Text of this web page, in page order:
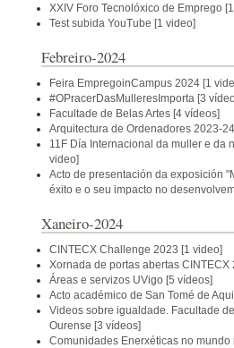
XXIV Foro Tecnolóxico de Emprego
Test subida YouTube [1 video]
Febreiro-2024
Feira EmpregoinCampus 2024 [1
#OPracerDasMulleresImporta [3
Facultade de Belas Artes [4 vídeos]
Arquitectura de Ordenadores 2023-24
11F Día Internacional da muller e da
video]
Acto de presentación da exposición
éxito e o seu impacto no
Xaneiro-2024
CINTECX Challenge 2023 [1 video]
Xornada de portas abertas CINTECX
Áreas e servizos UVigo [5 vídeos]
Acto académico de San Tomé de
Videos sobre igualdade. Facultade
Ourense [3 vídeos]
Comunidades Enerxéticas no